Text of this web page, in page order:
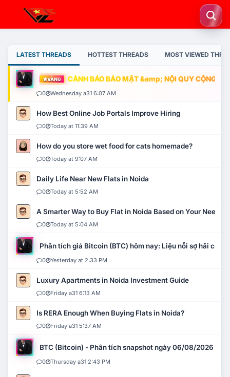
LATEST THREADS HOTTEST THREADS MOST VIEWED
VÀNG CẢNH BÁO BẢO MẬT &amp; NỘI QUY CỘNG
0 Wednesday a31 6:07 AM
How Best Online Job Portals Improve Hiring
0 Today at 11:39 AM
How do you store wet food for cats homemade?
0 Today at 9:07 AM
Daily Life Near New Flats in Noida
0 Today at 5:52 AM
A Smarter Way to Buy Flat in Noida Based on Your Needs
0 Today at 5:04 AM
Phân tích giá Bitcoin (BTC) hôm nay: Liệu nỗi sợ hãi có
0 Yesterday at 2:33 PM
Luxury Apartments in Noida Investment Guide
0 Friday a31 6:13 AM
Is RERA Enough When Buying Flats in Noida?
0 Friday a31 5:37 AM
BTC (Bitcoin) - Phân tích snapshot ngày 06/08/2026
0 Thursday a31 2:43 PM